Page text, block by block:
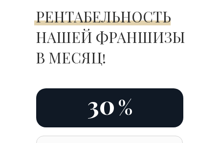
РЕНТАБЕЛЬНОСТЬ
НАШЕЙ ФРАНШИЗЫ
В МЕСЯЦ!
30%